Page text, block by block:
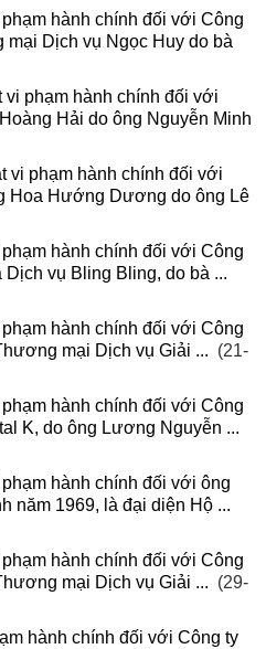
hành chính đối với Công
Dịch vụ Ngọc Huy do bà
phạm hành chính đối với
Hải do ông Nguyễn Minh
vi phạm hành chính đối với
Hoa Hướng Dương do ông Lê
hành chính đối với Công
vụ Bling Bling, do bà ...
hành chính đối với Công
mại Dịch vụ Giải ... (21-
hành chính đối với Công
K, do ông Lương Nguyễn ...
hành chính đối với ông
năm 1969, là đại diện Hộ ...
hành chính đối với Công
mại Dịch vụ Giải ... (29-
hành chính đối với Công ty